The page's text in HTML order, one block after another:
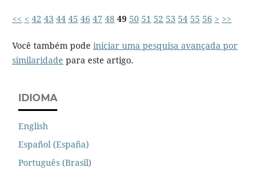
<< < 42 43 44 45 46 47 48 49 50 51 52 53 54 55 56 > >>
Você também pode iniciar uma pesquisa avançada por
similaridade para este artigo.
IDIOMA
English
Español (España)
Português (Brasil)